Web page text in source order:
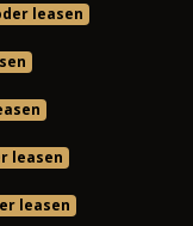
leasen
leasen
leasen